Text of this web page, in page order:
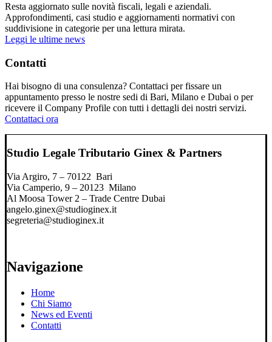
Resta aggiornato sulle novità fiscali, legali e aziendali.
Approfondimenti, casi studio e aggiornamenti normativi con
suddivisione in categorie per una lettura mirata.
Leggi le ultime news
Contatti
Hai bisogno di una consulenza? Contattaci per fissare un
appuntamento presso le nostre sedi di Bari, Milano e Dubai o per
ricevere il Company Profile con tutti i dettagli dei nostri servizi.
Contattaci ora
Studio Legale Tributario Ginex & Partners
Via Argiro, 7 – 70122 Bari
Via Camperio, 9 – 20123 Milano
Al Moosa Tower 2 – Trade Centre Dubai
angelo.ginex@studioginex.it
segreteria@studioginex.it
Navigazione
Home
Chi Siamo
News ed Eventi
Contatti